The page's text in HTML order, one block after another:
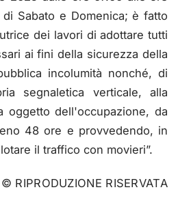
Sabato e Domenica; è fatto
dei lavori di adottare tutti
ai fini della sicurezza della
incolumità nonché, di
segnaletica verticale, alla
oggetto dell'occupazione, da
48 ore e provvedendo, in
il traffico con movieri”.
© RIPRODUZIONE RISERVATA